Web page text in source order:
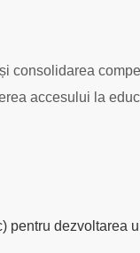
consolidarea
accesului la
pentru dezvoltarea